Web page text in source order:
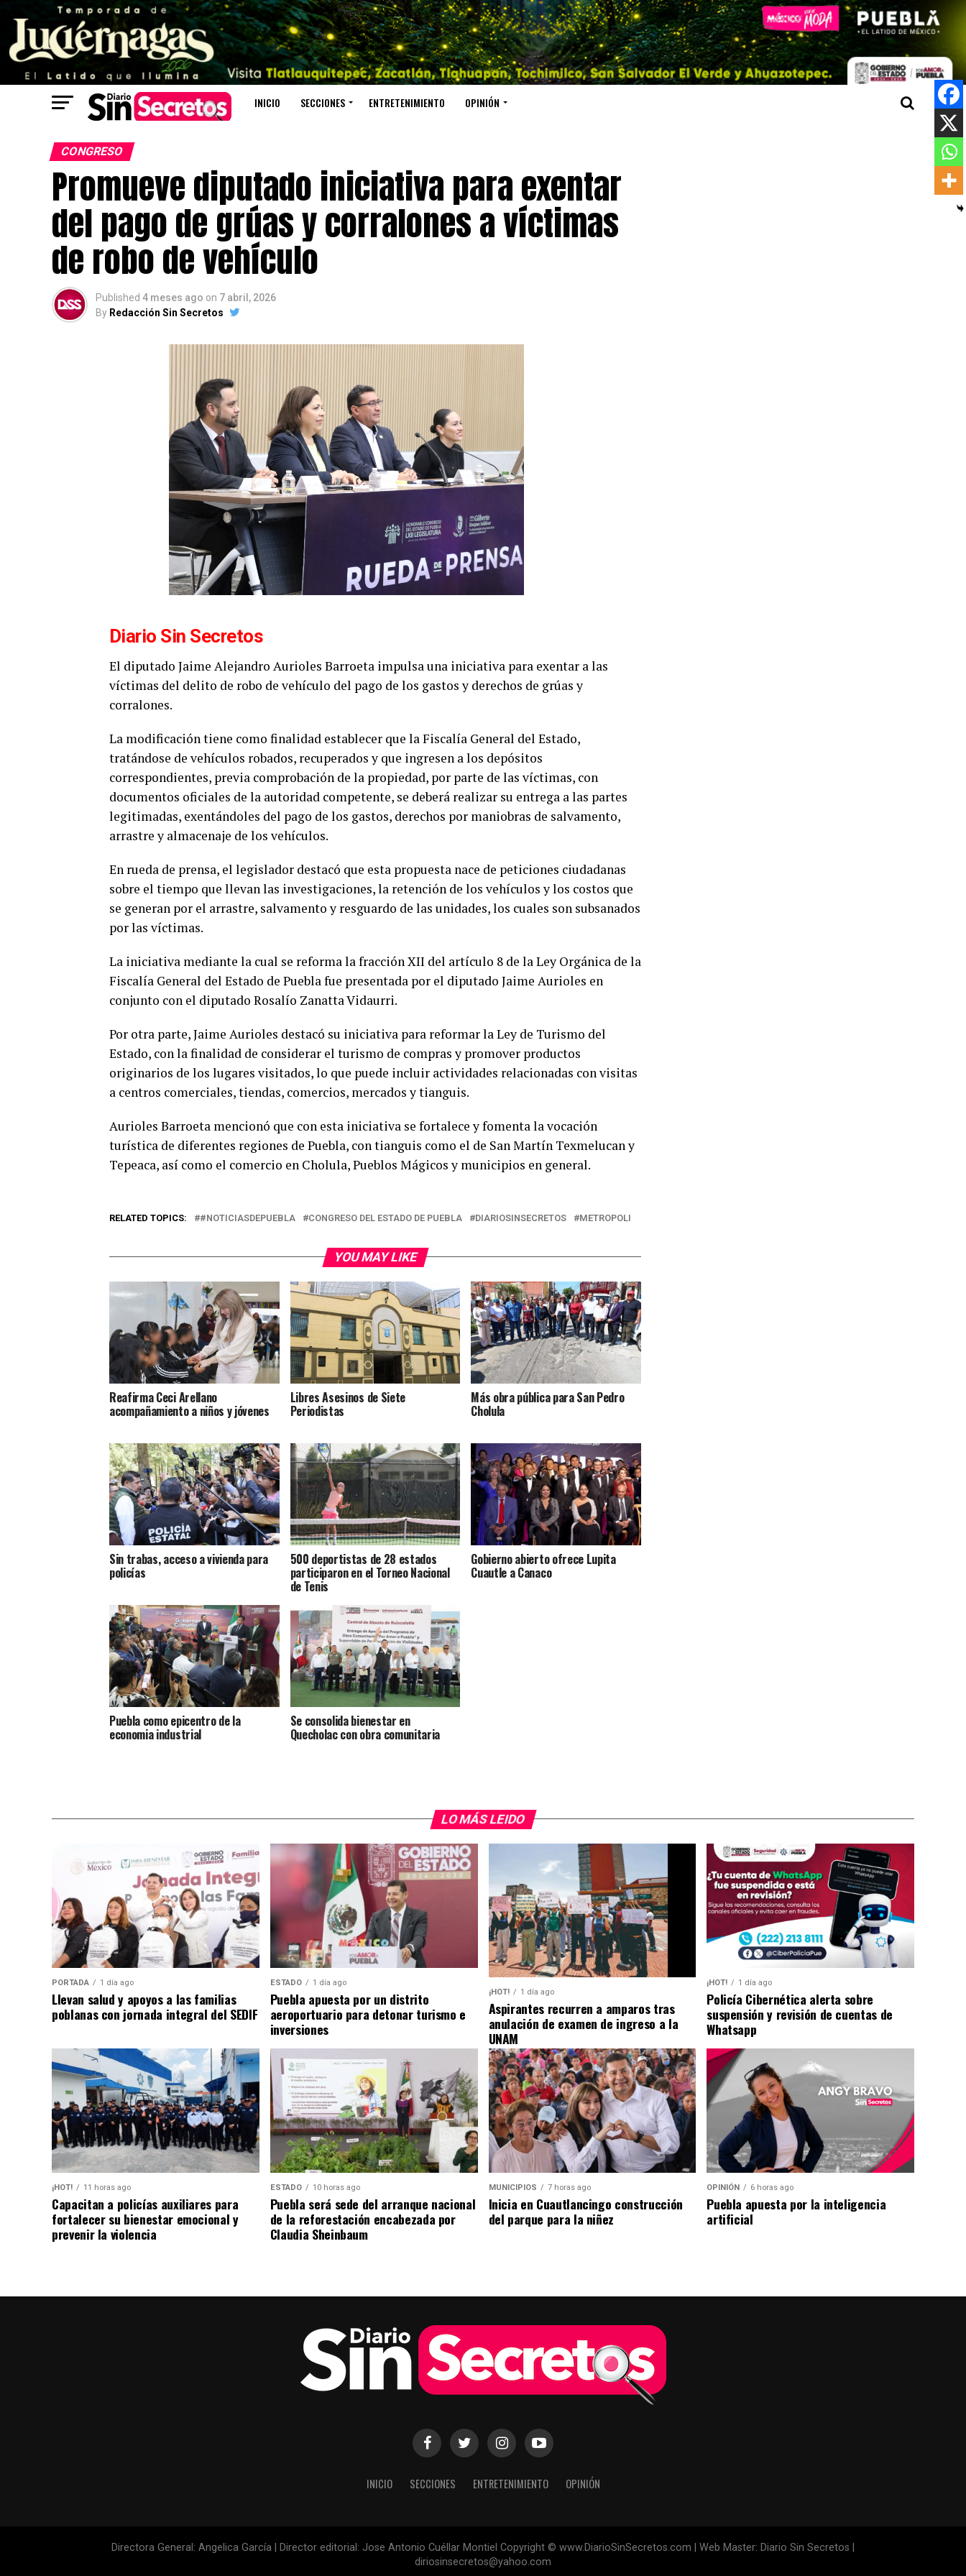
INICIO SECCIONES ENTRETENIMIENTO OPINIÓN
CONGRESO
Promueve diputado iniciativa para exentar
del pago de grúas y corralones a víctimas
de robo de vehículo
Published 4 meses ago on 7 abril, 2026
By Redacción Sin Secretos
Diario Sin Secretos
El diputado Jaime Alejandro Aurioles Barroeta impulsa una iniciativa para exentar a las
víctimas del delito de robo de vehículo del pago de los gastos y derechos de grúas y
corralones.
La modificación tiene como finalidad establecer que la Fiscalía General del Estado,
tratándose de vehículos robados, recuperados y que ingresen a los depósitos
correspondientes, previa comprobación de la propiedad, por parte de las víctimas, con
documentos oficiales de la autoridad competente, se deberá realizar su entrega a las partes
legitimadas, exentándoles del pago de los gastos, derechos por maniobras de salvamento,
arrastre y almacenaje de los vehículos.
En rueda de prensa, el legislador destacó que esta propuesta nace de peticiones ciudadanas
sobre el tiempo que llevan las investigaciones, la retención de los vehículos y los costos que
se generan por el arrastre, salvamento y resguardo de las unidades, los cuales son subsanados
por las víctimas.
La iniciativa mediante la cual se reforma la fracción XII del artículo 8 de la Ley Orgánica de la
Fiscalía General del Estado de Puebla fue presentada por el diputado Jaime Aurioles en
conjunto con el diputado Rosalío Zanatta Vidaurri.
Por otra parte, Jaime Aurioles destacó su iniciativa para reformar la Ley de Turismo del
Estado, con la finalidad de considerar el turismo de compras y promover productos
originarios de los lugares visitados, lo que puede incluir actividades relacionadas con visitas
a centros comerciales, tiendas, comercios, mercados y tianguis.
Aurioles Barroeta mencionó que con esta iniciativa se fortalece y fomenta la vocación
turística de diferentes regiones de Puebla, con tianguis como el de San Martín Texmelucan y
Tepeaca, así como el comercio en Cholula, Pueblos Mágicos y municipios en general.
RELATED TOPICS: #NOTICIASDEPUEBLA CONGRESO DEL ESTADO DE PUEBLA DIARIOSINSECRETOS METROPOLI
YOU MAY LIKE
Reafirma Ceci Arellano
acompañamiento a niños y jóvenes
Libres Asesinos de Siete
Periodistas
Más obra pública para San Pedro
Cholula
Sin trabas, acceso a vivienda para
policías
500 deportistas de 28 estados
participaron en el Torneo Nacional
de Tenis
Gobierno abierto ofrece Lupita
Cuautle a Canaco
Puebla como epicentro de la
economia industrial
Se consolida bienestar en
Quecholac con obra comunitaria
LO MÁS LEIDO
PORTADA 1 día ago
Llevan salud y apoyos a las familias
poblanas con jornada integral del SEDIF
ESTADO 1 día ago
Puebla apuesta por un distrito
aeroportuario para detonar turismo e
inversiones
¡HOT! 1 día ago
Aspirantes recurren a amparos tras
anulación de examen de ingreso a la
UNAM
¡HOT! 1 día ago
Policía Cibernética alerta sobre
suspensión y revisión de cuentas de
Whatsapp
¡HOT! 11 horas ago
Capacitan a policías auxiliares para
fortalecer su bienestar emocional y
prevenir la violencia
ESTADO 10 horas ago
Puebla será sede del arranque nacional
de la reforestación encabezada por
Claudia Sheinbaum
MUNICIPIOS 7 horas ago
Inicia en Cuautlancingo construcción
del parque para la niñez
OPINIÓN 6 horas ago
Puebla apuesta por la inteligencia
artificial
INICIO SECCIONES ENTRETENIMIENTO OPINIÓN
Directora General: Angelica García | Director editorial: Jose Antonio Cuéllar Montiel Copyright © www.DiarioSinSecretos.com | Web Master: Diario Sin Secretos |
diriosinsecretos@yahoo.com